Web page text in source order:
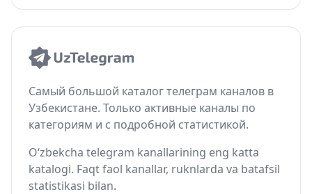
Самый большой каталог телеграм каналов в
Узбекистане. Только активные каналы по
категориям и с подробной статистикой.
O‘zbekcha telegram kanallarining eng katta
katalogi. Faqt faol kanallar, ruknlarda va batafsil
statistikasi bilan.